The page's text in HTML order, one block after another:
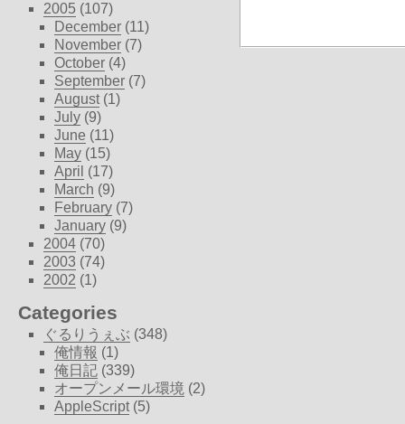
2005 (107)
December (11)
November (7)
October (4)
September (7)
August (1)
July (9)
June (11)
May (15)
April (17)
March (9)
February (7)
January (9)
2004 (70)
2003 (74)
2002 (1)
Categories
ぐるりうぇぶ (348)
俺情報 (1)
俺日記 (339)
オープンメール環境 (2)
AppleScript (5)